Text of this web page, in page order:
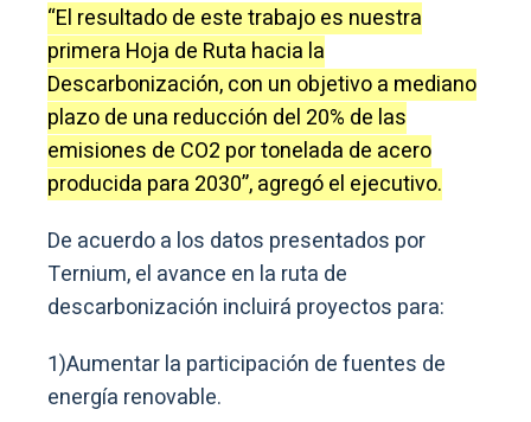
“El resultado de este trabajo es nuestra
primera Hoja de Ruta hacia la
Descarbonización, con un objetivo a mediano
plazo de una reducción del 20% de las
emisiones de CO2 por tonelada de acero
producida para 2030”, agregó el ejecutivo.
De acuerdo a los datos presentados por
Ternium, el avance en la ruta de
descarbonización incluirá proyectos para:
1)Aumentar la participación de fuentes de
energía renovable.